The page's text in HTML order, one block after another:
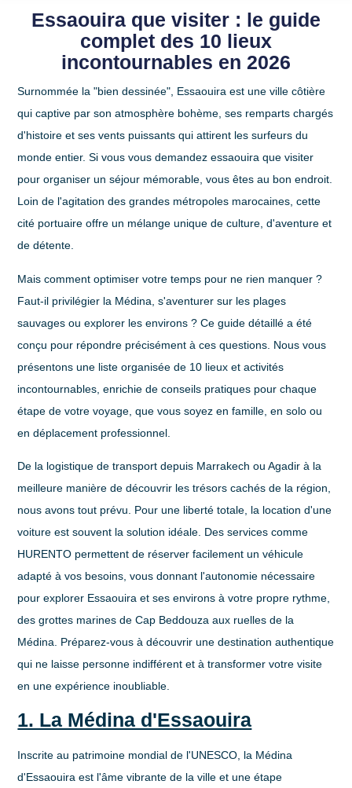
Essaouira que visiter : le guide
complet des 10 lieux
incontournables en 2026
Surnommée la "bien dessinée", Essaouira est une ville côtière
qui captive par son atmosphère bohème, ses remparts chargés
d'histoire et ses vents puissants qui attirent les surfeurs du
monde entier. Si vous vous demandezessaouira que visiter
pour organiser un séjour mémorable, vous êtes au bon endroit.
Loin de l'agitation des grandes métropoles marocaines, cette
cité portuaire offre un mélange unique de culture, d'aventure et
de détente.
Mais comment optimiser votre temps pour ne rien manquer ?
Faut-il privilégier la Médina, s'aventurer sur les plages
sauvages ou explorer les environs ? Ce guide détaillé a été
conçu pour répondre précisément à ces questions. Nous vous
présentons une liste organisée de 10 lieux et activités
incontournables, enrichie de conseils pratiques pour chaque
étape de votre voyage, que vous soyez en famille, en solo ou
en déplacement professionnel.
De la logistique de transport depuis Marrakech ou Agadir à la
meilleure manière de découvrir les trésors cachés de la région,
nous avons tout prévu. Pour une liberté totale, la location d'une
voiture est souvent la solution idéale. Des services comme
HURENTO permettent de réserver facilement un véhicule
adapté à vos besoins, vous donnant l'autonomie nécessaire
pour explorer Essaouira et ses environs à votre propre rythme,
des grottes marines de Cap Beddouza aux ruelles de la
Médina. Préparez-vous à découvrir une destination authentique
qui ne laisse personne indifférent et à transformer votre visite
en une expérience inoubliable.
1. La Médina d'Essaouira
Inscrite au patrimoine mondial de l'UNESCO, la Médina
d'Essaouira est l'âme vibrante de la ville et une étape